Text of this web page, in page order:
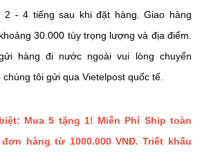
2 - 4 tiếng sau khi đặt hàng. Giao hàng
30.000 tùy trọng lượng và địa điểm.
hàng đi nước ngoài vui lòng chuyển
tôi gửi qua Vietelpost quốc tế.
Mua 5 tặng 1! Miễn Phí Ship toàn
hàng từ 1000.000 VNĐ. Triết khấu